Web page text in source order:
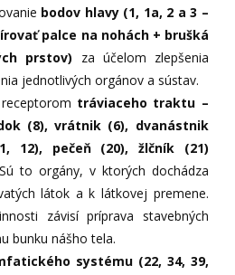
bodov hlavy (1, 1a, 2 a 3 –
palce na nohách + brušká
prstov) za účelom zlepšenia
jednotlivých orgánov a sústav.
tráviaceho traktu –
(8), vrátnik (6), dvanástnik
12), pečeň (20), žlčník (21)
to orgány, v ktorých dochádza
látok a k látkovej premene.
závisí príprava stavebných
bunku nášho tela.
systému (22, 34, 39,